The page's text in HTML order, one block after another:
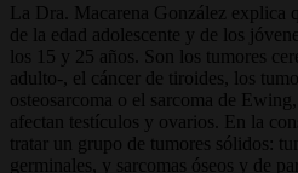
La Dra. Macarena González explica
de la edad adolescente y de los
los 15 y 25 años. Son los tumores
adulto-, el cáncer de tiroides, los
osteosarcoma o el sarcoma de
afectan testículos y ovarios. En la
tratar un grupo de tumores sólidos:
germinales, y sarcomas óseos y de